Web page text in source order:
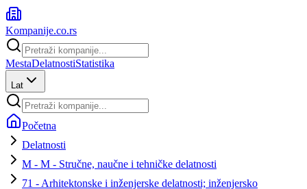
Kompanije.co.rs
MestaDelatnostiStatistika
Lat
Početna
Delatnosti
M - M - Stručne, naučne i tehničke delatnosti
71 - Arhitektonske i inženjerske delatnosti; inženjersko